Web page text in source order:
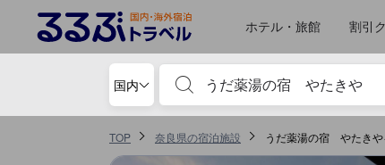
ホテル・旅館 割引
国内
宿泊施設名やキーワードを入力し、矢印
TOP 奈良県の宿泊施設 うだ薬湯の宿 やたきや